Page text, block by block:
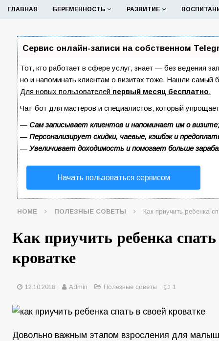
ГЛАВНАЯ БЕРЕМЕННОСТЬ РАЗВИТИЕ
Сервис онлайн-записи на собственном
Тот, кто работает в сфере услуг, знает — без ведения
но и напоминать клиентам о визитах тоже. Нашли
Для новых пользователей первый месяц бесплатно.
Чат-бот для мастеров и специалистов, который
— Сам записывает клиентов и напоминает им о визите;
— Персонализирует скидки, чаевые, кэшбэк и
— Увеличивает доходимость и помогает больше
Начать пользоваться сервисом
HOME ПОЛЕЗНЫЕ СОВЕТЫ Как приучить ребенка
Как приучить ребенка
кроватке
12.10.2018 Admin Полезные советы 1
Довольно важным этапом взросления для